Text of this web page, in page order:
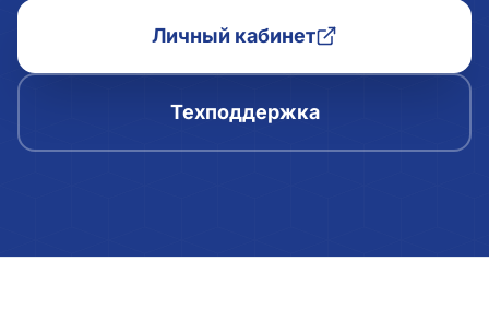
Личный кабинет
Техподдержка